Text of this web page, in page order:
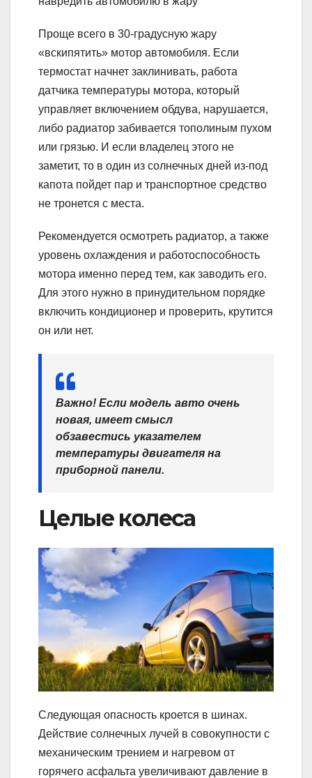
Проще всего в 30-градусную жару
«вскипятить» мотор автомобиля. Если
термостат начнет заклинивать, работа
датчика температуры мотора, который
управляет включением обдува, нарушается,
либо радиатор забивается тополиным пухом
или грязью. И если владелец этого не
заметит, то в один из солнечных дней из-под
капота пойдет пар и транспортное средство
не тронется с места.
Рекомендуется осмотреть радиатор, а также
уровень охлаждения и работоспособность
мотора именно перед тем, как заводить его.
Для этого нужно в принудительном порядке
включить кондиционер и проверить, крутится
он или нет.
Важно! Если модель авто очень
новая, имеет смысл
обзавестись указателем
температуры двигателя на
приборной панели.
Целые колеса
Следующая опасность кроется в шинах.
Действие солнечных лучей в совокупности с
механическим трением и нагревом от
горячего асфальта увеличивают давление в